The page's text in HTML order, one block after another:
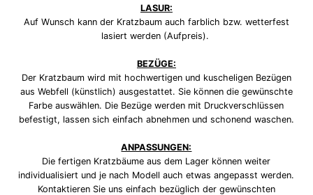
LASUR:
Auf Wunsch kann der Kratzbaum auch farblich bzw. wetterfest
lasiert werden (Aufpreis).
BEZÜGE:
Der Kratzbaum wird mit hochwertigen und kuscheligen Bezügen
aus Webfell (künstlich) ausgestattet. Sie können die gewünschte
Farbe auswählen. Die Bezüge werden mit Druckverschlüssen
befestigt, lassen sich einfach abnehmen und schonend waschen.
ANPASSUNGEN:
Die fertigen Kratzbäume aus dem Lager können weiter
individualisiert und je nach Modell auch etwas angepasst werden.
Kontaktieren Sie uns einfach bezüglich der gewünschten